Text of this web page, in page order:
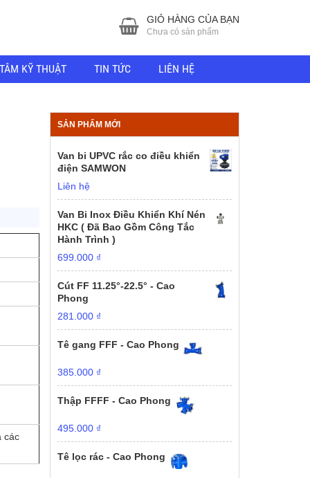
GIỎ HÀNG CỦA BẠN
Chưa có sản phẩm
KỸ THUẬT TIN TỨC LIÊN HỆ
các
SẢN PHẨM MỚI
Van bi UPVC rắc co điều khiển
điện SAMWON
Liên hệ
Van Bi Inox Điều Khiển Khí Nén
HKC ( Đã Bao Gồm Công Tắc
Hành Trình )
699.000 ₫
Cút FF 11.25°-22.5° - Cao
Phong
281.000 ₫
Tê gang FFF - Cao Phong
385.000 ₫
Thập FFFF - Cao Phong
495.000 ₫
Tê lọc rác - Cao Phong